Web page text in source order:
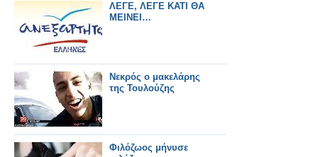
ΛΕΓΕ, ΛΕΓΕ ΚΑΤΙ ΘΑ
ΜΕΙΝΕΙ…
Νεκρός ο μακελάρης
της Τουλούζης
Φιλόζωος μήνυσε